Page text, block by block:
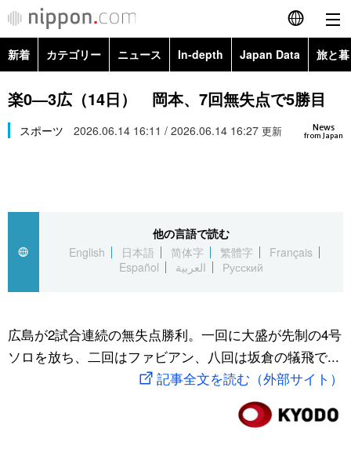
English
简体字
繁體字
العربية
社会
旅と暮らし
新着 カテゴリー ニュース In-depth Japan Data 旅と
政治・外交
経済・ビジネス
社会
文化
科学・技術
暮らし
Topics
Images
お知らせ
楽0―3広（14日） 岡本、7回無失点で5勝目
News
from Japan
スポーツ 2026.06.14 16:11 / 2026.06.14 16:27 更新
他の言語で読む
English
日本語 简体字 繁體字
Français
Español
العربية Русский
広島が2試合連続の無失点勝利。一回に大盛が先制の4号
ソロを放ち、二回はファビアン、八回は坂倉の犠飛で...
記事全文を読む（外部サイト）